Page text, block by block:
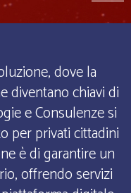
dove la
diventano chiavi di
e Consulenze si
per privati cittadini
è di garantire un
offrendo servizi